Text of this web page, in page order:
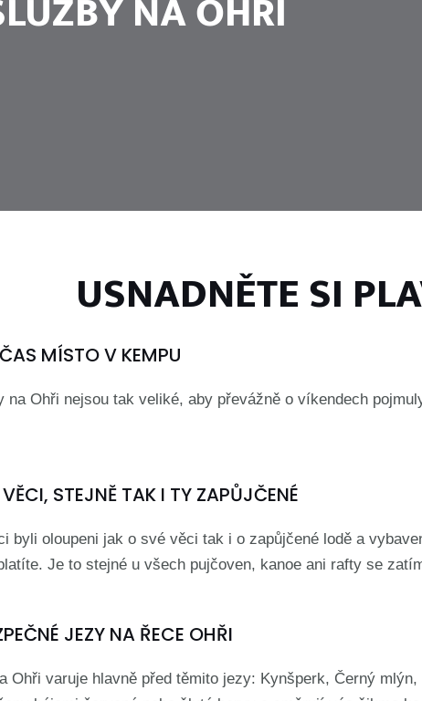
USNADNĚTE SI
MÍSTO V KEMPU
na Ohři nejsou tak veliké, aby převážně o víkendech
STEJNĚ TAK I TY ZAPŮJČENÉ
byli oloupeni jak o své věci tak i o zapůjčené lodě a
Je to stejné u všech pujčoven, kanoe ani rafty se
JEZY NA ŘECE OHŘI
Ohři varuje hlavně před těmito jezy: Kynšperk, Černý